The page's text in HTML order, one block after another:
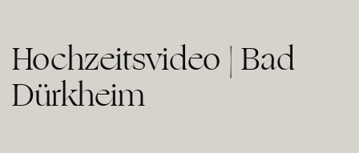
Hochzeitsvideo | Bad
Dürkheim